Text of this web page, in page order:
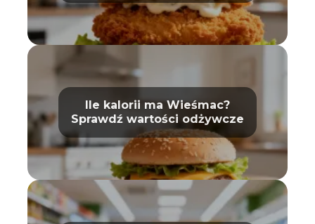
Ile kalorii ma Wieśmac?
Sprawdź wartości odżywcze